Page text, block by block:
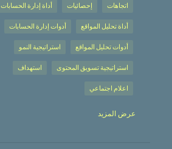
اتجاهات إحصائيات أداة إدارة الحسابات
أداة تحليل المواقع أدوات إدارة الحسابات
أدوات تحليل المواقع استراتيجية النمو
استراتيجية تسويق المحتوى استهداف
اعلام اجتماعي
عرض المزيد